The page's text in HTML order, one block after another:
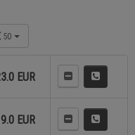
50
EUR
EUR